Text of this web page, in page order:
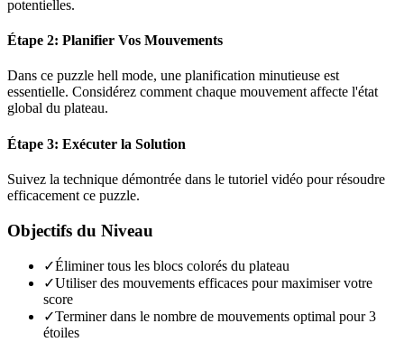
potentielles.
Étape 2: Planifier Vos Mouvements
Dans ce puzzle hell mode, une planification minutieuse est
essentielle. Considérez comment chaque mouvement affecte l'état
global du plateau.
Étape 3: Exécuter la Solution
Suivez la technique démontrée dans le tutoriel vidéo pour résoudre
efficacement ce puzzle.
Objectifs du Niveau
✓Éliminer tous les blocs colorés du plateau
✓Utiliser des mouvements efficaces pour maximiser votre
score
✓Terminer dans le nombre de mouvements optimal pour 3
étoiles